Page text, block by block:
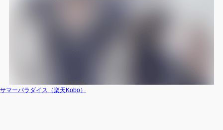
サマーパラダイス（楽天Kobo）